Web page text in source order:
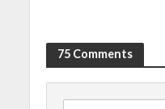
75 Comments